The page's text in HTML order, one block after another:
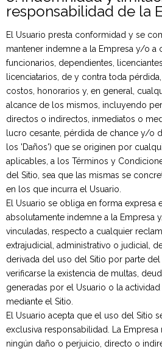
CSC
responsabilidad de la
El Usuario presta conformidad y se
mantener indemne a la Empresa y/o a
funcionarios, dependientes,
licenciatarios, de y contra toda
costos, honorarios y, en general,
alcance de los mismos, incluyendo
directos o indirectos, inmediatos o
lucro cesante, pérdida de chance y/o
los 'Daños') que se originen por
aplicables, a los Términos y
del Sitio, sea que las mismas se
en los que incurra el Usuario.
El Usuario se obliga en forma expresa
absolutamente indemne a la Empresa
vinculadas, respecto a cualquier
extrajudicial, administrativo o judicial,
derivada del uso del Sitio por parte
verificarse la existencia de multas,
generadas por el Usuario o la
mediante el Sitio.
El Usuario acepta que el uso del Sitio
exclusiva responsabilidad. La
ningún daño o perjuicio, directo o